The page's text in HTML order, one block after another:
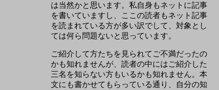
は当然かと思います。私自身もネットに記事
を書いていますし、ここの読者もネット記事
を読まれている方が多い訳でして、対象とし
ては何ら問題ないと思っています。
ご紹介して方たちを見られてご不満だったの
かも知れませんが、読者の中にはご紹介した
三名を知らない方もいるかも知れません。本
文にも書かせてもらっている通り、自分の知